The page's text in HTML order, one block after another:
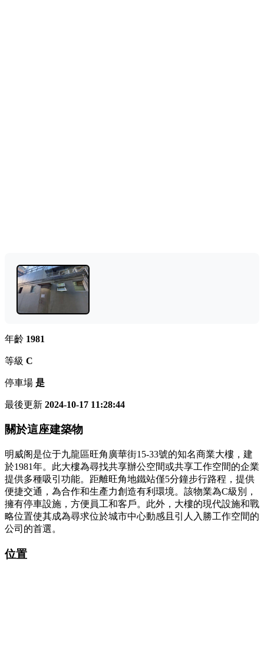
年齡 1981
等級 C
停車場 是
最後更新 2024-10-17 11:28:44
關於這座建築物
明威阁是位于九龍區旺角廣華街15-33號的知名商業大樓，建
於1981年。此大樓為尋找共享辦公空間或共享工作空間的企業
提供多種吸引功能。距離旺角地鐵站僅5分鐘步行路程，提供
便捷交通，為合作和生產力創造有利環境。該物業為C級別，
擁有停車設施，方便員工和客戶。此外，大樓的現代設施和戰
略位置使其成為尋求位於城市中心動感且引人入勝工作空間的
公司的首選。
位置